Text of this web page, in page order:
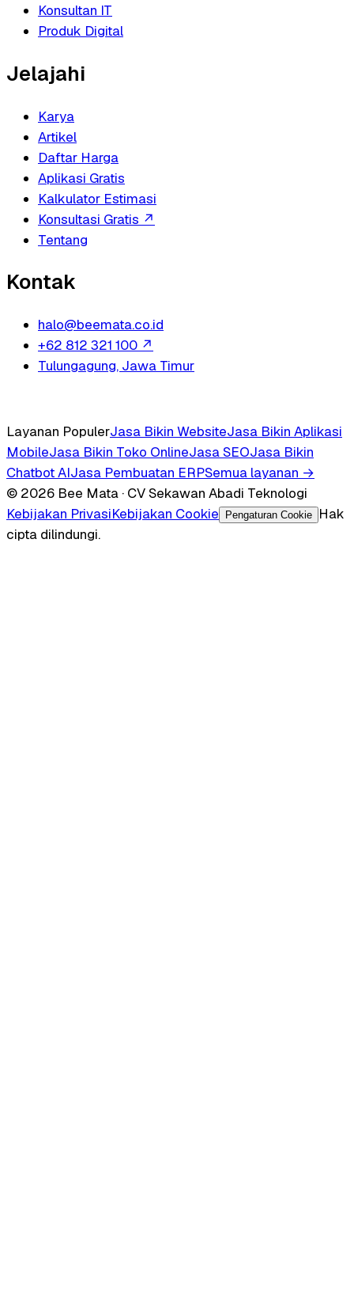
Konsultan IT
Produk Digital
Jelajahi
Karya
Artikel
Daftar Harga
Aplikasi Gratis
Kalkulator Estimasi
Konsultasi Gratis ↗
Tentang
Kontak
halo@beemata.co.id
+62 812 321 100 ↗
Tulungagung, Jawa Timur
Layanan PopulerJasa Bikin WebsiteJasa Bikin Aplikasi
MobileJasa Bikin Toko OnlineJasa SEOJasa Bikin
Chatbot AIJasa Pembuatan ERPSemua layanan →
© 2026 Bee Mata · CV Sekawan Abadi Teknologi
Kebijakan PrivasiKebijakan Cookie Pengaturan Cookie
Hak
cipta dilindungi.